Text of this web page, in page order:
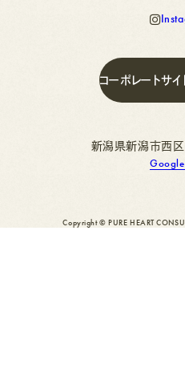
Insta
コ
コ
ー ポ レー トサイ
新潟県新潟市西
Copyright © PURE HEART